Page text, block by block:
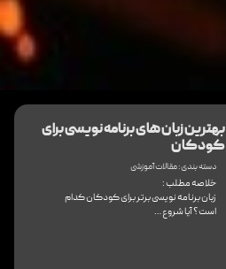
بهترین زبان های برنامه نویسی برای
کودکان
دسته بندی :مقالات آموزشی
خلاصه مطلب :
زبان برنامه نویسی برتر برای کودکان کدام
است؟ آیا شروع …